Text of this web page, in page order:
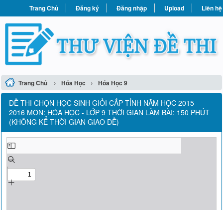
Trang Chủ Đăng ký Đăng nhập Upload Liên hệ
Trang Chủ › Hóa Học › Hóa Học 9
ĐỀ THI CHỌN HỌC SINH GIỎI CẤP TỈNH NĂM HỌC 2015 -
2016 MÔN: HÓA HỌC - LỚP 9 THỜI GIAN LÀM BÀI: 150 PHÚT
(KHÔNG KỂ THỜI GIAN GIAO ĐỀ)